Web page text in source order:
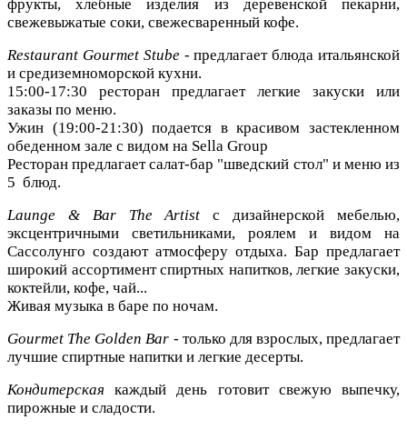
фрукты, хлебные изделия из деревенской пекарни,
свежевыжатые соки, свежесваренный кофе.
Restaurant Gourmet Stube- предлагает блюда итальянской
и средиземноморской кухни.
15:00-17:30 ресторан предлагает легкие закуски или
заказы по меню.
Ужин (19:00-21:30) подается в красивом застекленном
обеденном зале с видом на Sella Group
Ресторан предлагает салат-бар "шведский стол" и меню из
5 блюд.
Launge & Bar The Artist с дизайнерской мебелью,
эксцентричными светильниками, роялем и видом на
Сассолунго создают атмосферу отдыха. Бар предлагает
широкий ассортимент спиртных напитков, легкие закуски,
коктейли, кофе, чай...
Живая музыка в баре по ночам.
Gourmet The Golden Bar - только для взрослых, предлагает
лучшие спиртные напитки и легкие десерты.
Кондитерская каждый день готовит свежую выпечку,
пирожные и сладости.